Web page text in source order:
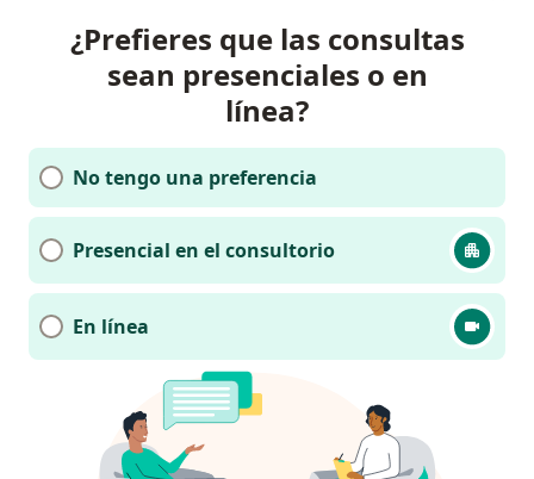
¿Prefieres que las consultas
sean presenciales o en
línea?
No tengo una preferencia
Presencial en el consultorio
En línea